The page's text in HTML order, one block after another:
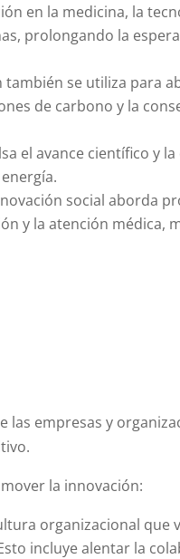
en la medicina, la
prolongando la
también se utiliza para
de carbono y la
el avance científico y
social aborda
y la atención médica,
las empresas y
la innovación:
organizacional que
incluye alentar la